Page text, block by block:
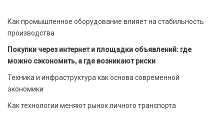
Как промышленное оборудование влияет на стабильность
производства
Покупки через интернет и площадки объявлений: где
можно сэкономить, а где возникают риски
Техника и инфраструктура как основа современной
экономики
Как технологии меняют рынок личного транспорта